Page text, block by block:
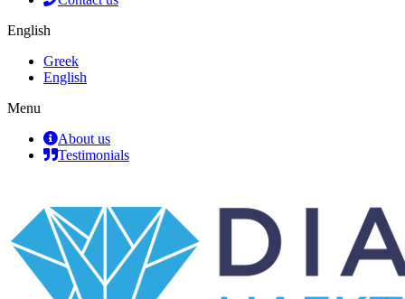
English
Greek
English
Menu
About us
Testimonials